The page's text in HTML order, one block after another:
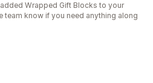
Wrapped Gift Blocks to your
team know if you need anything along